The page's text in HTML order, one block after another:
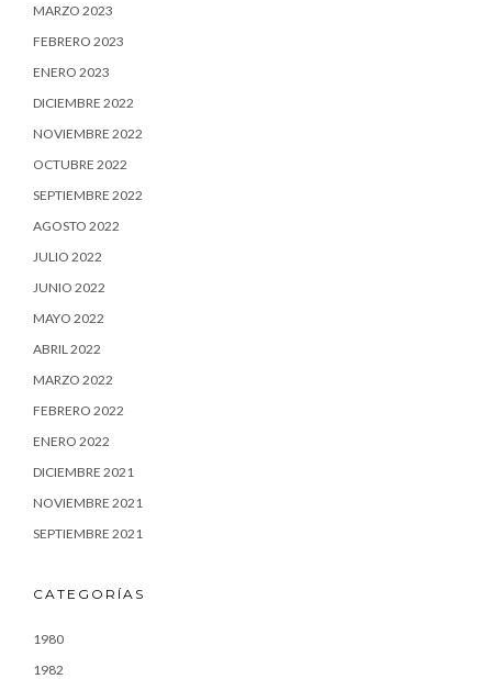
MARZO 2023
FEBRERO 2023
ENERO 2023
DICIEMBRE 2022
NOVIEMBRE 2022
OCTUBRE 2022
SEPTIEMBRE 2022
AGOSTO 2022
JULIO 2022
JUNIO 2022
MAYO 2022
ABRIL 2022
MARZO 2022
FEBRERO 2022
ENERO 2022
DICIEMBRE 2021
NOVIEMBRE 2021
SEPTIEMBRE 2021
CATEGORÍAS
1980
1982